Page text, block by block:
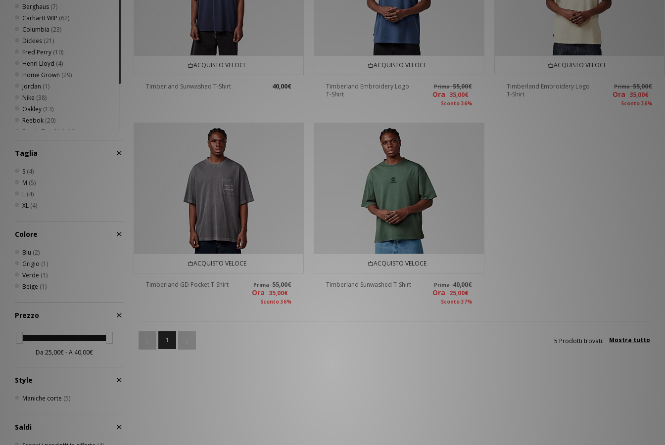
Berghaus (7)
Carhartt WIP (62)
Columbia (23)
Dickies (21)
Fred Perry (10)
Henri Lloyd (4)
Home Grown (29)
Jordan (1)
Nike (38)
Oakley (13)
Reebok (20)
Sergio Tacchini (18)
Timberland
Von Dutch
XLARGE
Taglia
S (4)
M (5)
L (4)
XL (4)
Colore
Blu (2)
Grigio (1)
Verde (1)
Beige (1)
Prezzo
Style
Maniche corte (5)
Saldi
ACQUISTO VELOCE
Timberland Sunwashed T-Shirt 40,00€
ACQUISTO VELOCE
Timberland Embroidery Logo
T-Shirt
Prima55,00€
Ora 35,00€
Sconto 36%
ACQUISTO VELOCE
Timberland Embroidery Logo
T-Shirt
Prima55,00€
Ora 35,00€
Sconto 36%
ACQUISTO VELOCE
Timberland GD Pocket T-Shirt Prima55,00€
Ora 35,00€
Sconto 36%
ACQUISTO VELOCE
Timberland Sunwashed T-Shirt Prima40,00€
Ora 25,00€
Sconto 37%
1 Mostra tutto
5 Prodotti trovati: